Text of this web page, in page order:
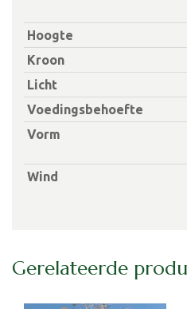
Hoogte
Kroon
Licht
Voedingsbehoefte
Vorm
Wind
Gerelateerde